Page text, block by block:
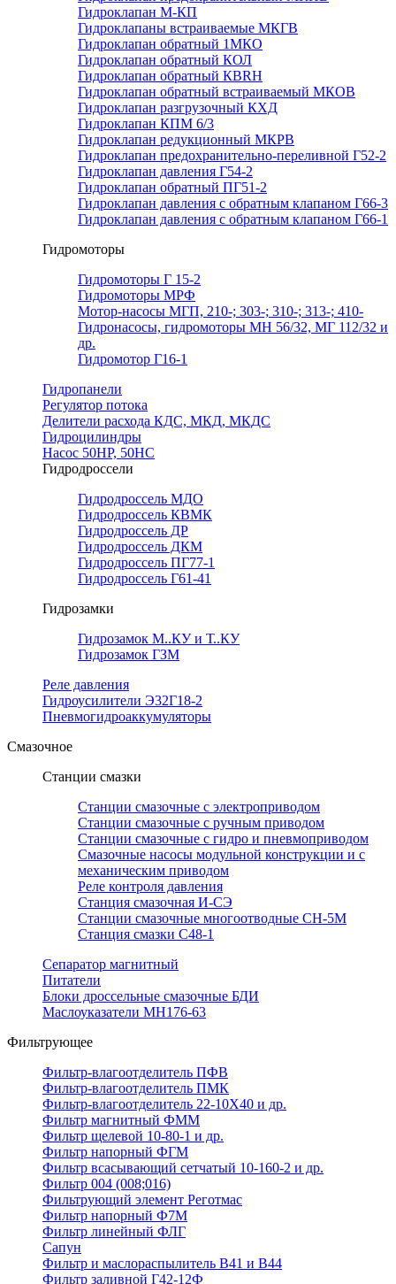
Гидроклапан М-КП
Гидроклапаны встраиваемые МКГВ
Гидроклапан обратный 1МКО
Гидроклапан обратный КОЛ
Гидроклапан обратный КВRН
Гидроклапан обратный встраиваемый МКОВ
Гидроклапан разгрузочный КХД
Гидроклапан КПМ 6/3
Гидроклапан редукционный МКРВ
Гидроклапан предохранительно-переливной Г52-2
Гидроклапан давления Г54-2
Гидроклапан обратный ПГ51-2
Гидроклапан давления с обратным клапаном Г66-3
Гидроклапан давления с обратным клапаном Г66-1
Гидромоторы
Гидромоторы Г 15-2
Гидромоторы МРФ
Мотор-насосы МГП, 210-; 303-; 310-; 313-; 410-
Гидронасосы, гидромоторы МН 56/32, МГ 112/32 и
др.
Гидромотор Г16-1
Гидропанели
Регулятор потока
Делители расхода КДС, МКД, МКДС
Гидроцилиндры
Насос 50НР, 50НС
Гидродроссели
Гидродроссель МДО
Гидродроссель КВМК
Гидродроссель ДР
Гидродроссель ДКМ
Гидродроссель ПГ77-1
Гидродроссель Г61-41
Гидрозамки
Гидрозамок М..КУ и Т..КУ
Гидрозамок ГЗМ
Реле давления
Гидроусилители Э32Г18-2
Пневмогидроаккумуляторы
Смазочное
Станции смазки
Станции смазочные с электроприводом
Станции смазочные с ручным приводом
Станции смазочные с гидро и пневмоприводом
Смазочные насосы модульной конструкции и с
механическим приводом
Реле контроля давления
Станция смазочная И-СЭ
Станции смазочные многоотводные СН-5М
Станция смазки С48-1
Сепаратор магнитный
Питатели
Блоки дроссельные смазочные БДИ
Маслоуказатели МН176-63
Фильтрующее
Фильтр-влагоотделитель ПФВ
Фильтр-влагоотделитель ПМК
Фильтр-влагоотделитель 22-10Х40 и др.
Фильтр магнитный ФММ
Фильтр щелевой 10-80-1 и др.
Фильтр напорный ФГМ
Фильтр всасывающий сетчатый 10-160-2 и др.
Фильтр 004 (008;016)
Фильтрующий элемент Реготмас
Фильтр напорный Ф7М
Фильтр линейный ФЛГ
Сапун
Фильтр и маслораспылитель В41 и В44
Фильтр заливной Г42-12Ф